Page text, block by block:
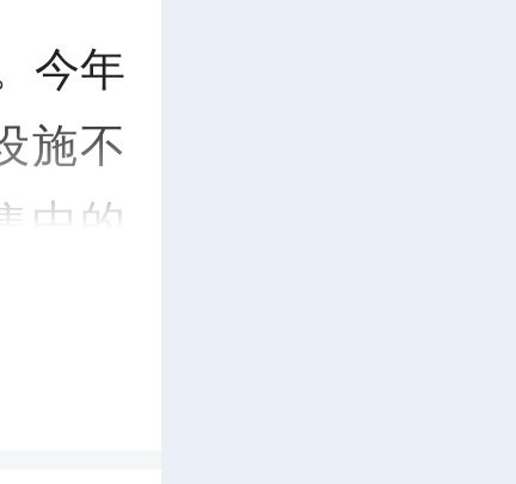
今年
施不
中的
题整